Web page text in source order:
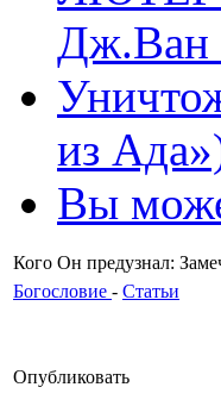
Дж.Ван
из
Вы
Кого Он предузнал:
Богословие - Статьи
Опубликовать